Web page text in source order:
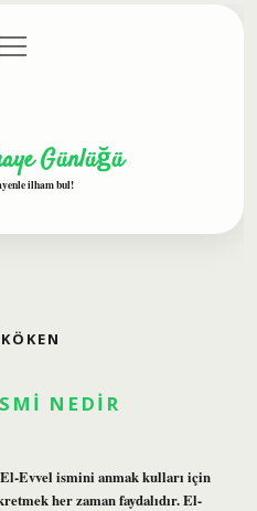
menüyü
aç
Günlüğü
ilham bul!
NEDIR
Evvel ismini anmak kulları için
her zaman faydalıdır. El-